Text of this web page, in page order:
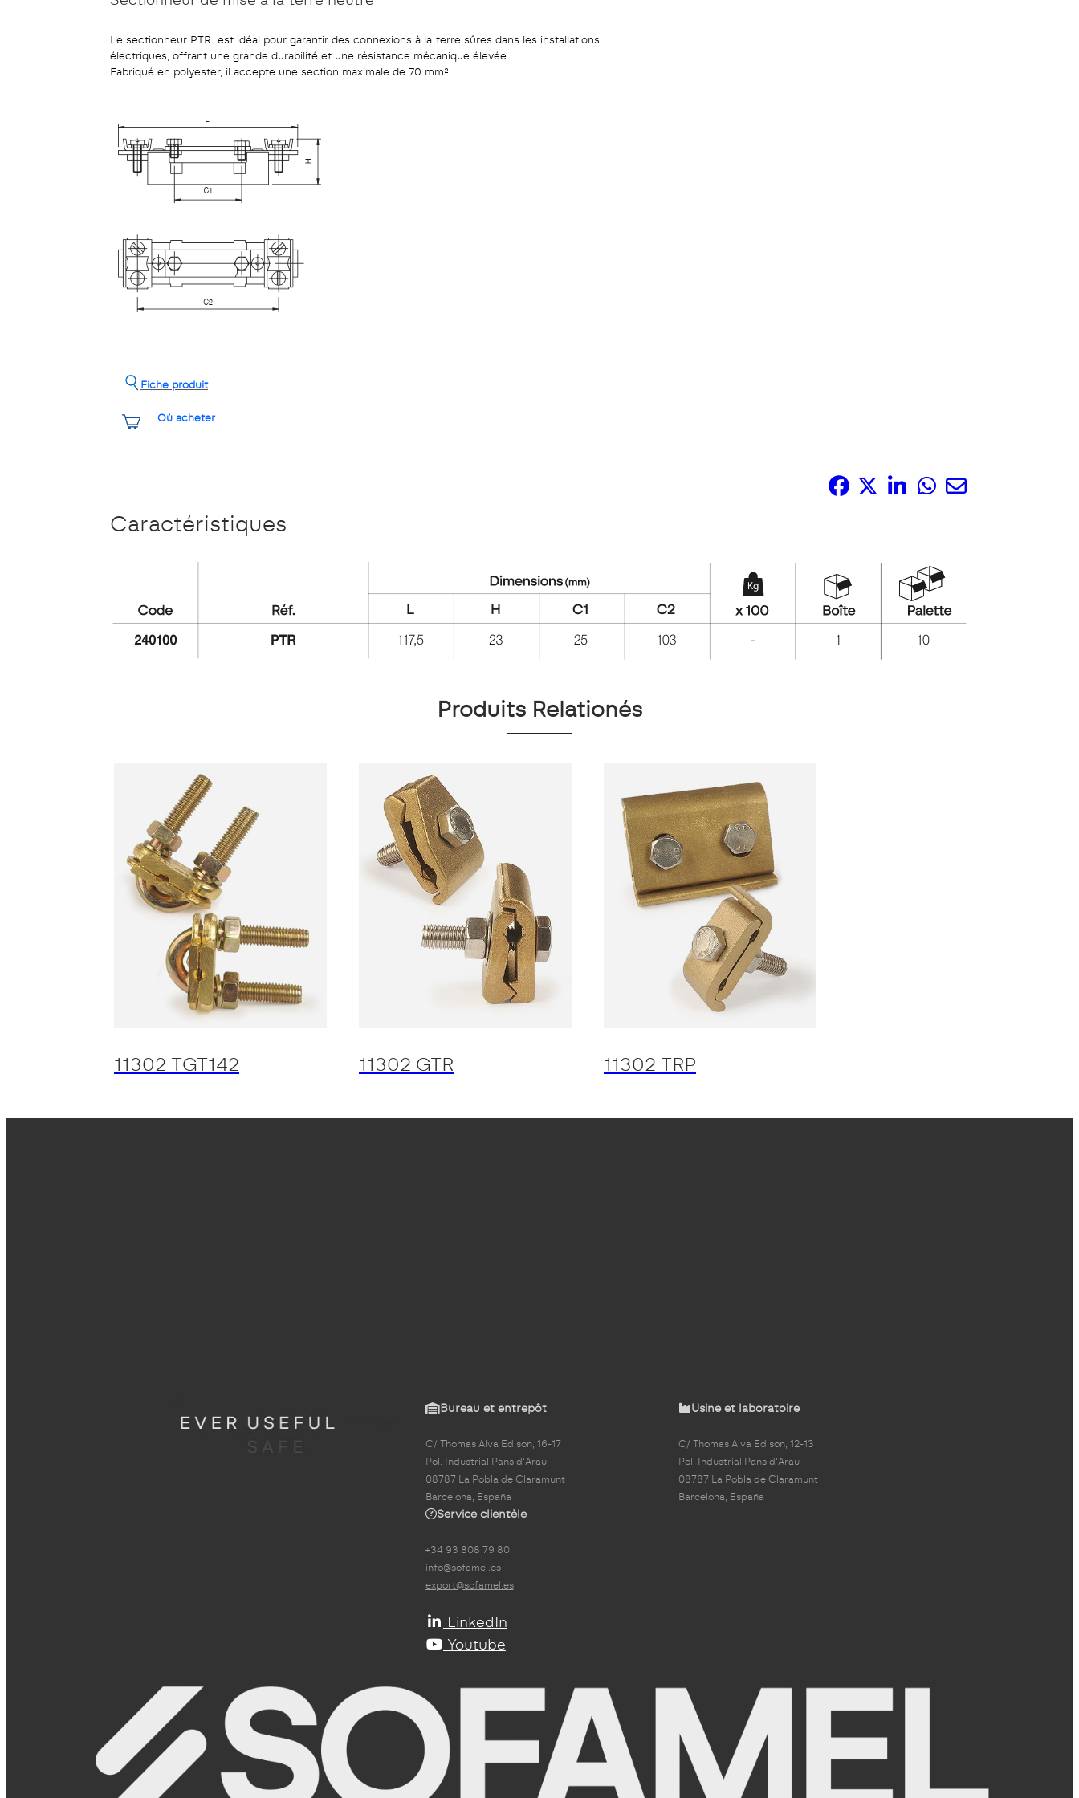
Le sectionneur PTR est idéal pour garantir des connexions à la terre sûres dans les installations
électriques, offrant une grande durabilité et une résistance mécanique élevée.
Fabriqué en polyester, il accepte une section maximale de 70 mm².
Où acheter
Fiche produit
Caractéristiques
Produits Relationés
11302 TGT142 11302 GTR 11302 TRP
Bureau et entrepôt
C/ Thomas Alva Edison, 16-17
Pol. Industrial Pans d'Arau
08787 La Pobla de Claramunt
Barcelona, España
Usine et laboratoire
C/ Thomas Alva Edison, 12-13
Pol. Industrial Pans d'Arau
08787 La Pobla de Claramunt
Barcelona, España
Service clientèle
+34 93 808 79 80
info@sofamel.es
export@sofamel.es
LinkedIn
Youtube